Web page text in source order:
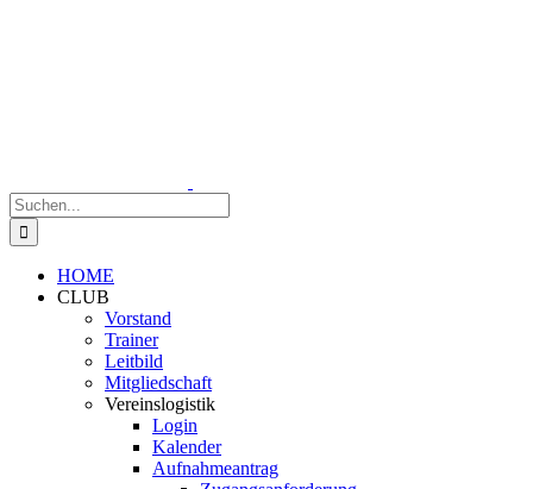
Suche
nach:
HOME
CLUB
Vorstand
Trainer
Leitbild
Mitgliedschaft
Vereinslogistik
Login
Kalender
Aufnahmeantrag